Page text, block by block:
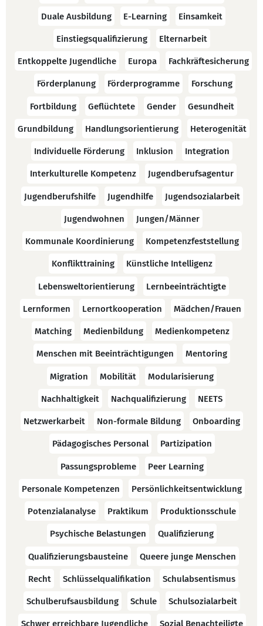
Duale Ausbildung E-Learning Einsamkeit
Einstiegsqualifizierung Elternarbeit
Entkoppelte Jugendliche Europa Fachkräftesicherung
Förderplanung Förderprogramme Forschung
Fortbildung Geflüchtete Gender Gesundheit
Grundbildung Handlungsorientierung Heterogenität
Individuelle Förderung Inklusion Integration
Interkulturelle Kompetenz Jugendberufsagentur
Jugendberufshilfe Jugendhilfe Jugendsozialarbeit
Jugendwohnen Jungen/Männer
Kommunale Koordinierung Kompetenzfeststellung
Konflikttraining Künstliche Intelligenz
Lebensweltorientierung Lernbeeinträchtigte
Lernformen Lernortkooperation Mädchen/Frauen
Matching Medienbildung Medienkompetenz
Menschen mit Beeinträchtigungen Mentoring
Migration Mobilität Modularisierung
Nachhaltigkeit Nachqualifizierung NEETS
Netzwerkarbeit Non-formale Bildung Onboarding
Pädagogisches Personal Partizipation
Passungsprobleme Peer Learning
Personale Kompetenzen Persönlichkeitsentwicklung
Potenzialanalyse Praktikum Produktionsschule
Psychische Belastungen Qualifizierung
Qualifizierungsbausteine Queere junge Menschen
Recht Schlüsselqualifikation Schulabsentismus
Schulberufsausbildung Schule Schulsozialarbeit